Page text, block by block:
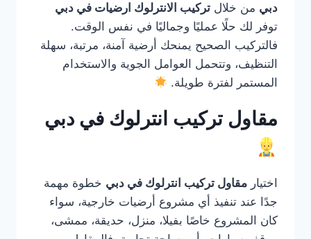
دبي من خلال تركيب الانترلوك ارضيات في دبي
توفر لك حلًا عمليًا وجماليًا في نفس الوقت.
فالتركيب الصحيح يمنحك أرضية آمنة، مرتبة، سهلة
التنظيف، وتتحمل العوامل الجوية والاستخدام
المستمر لفترة طويلة.
مقاول تركيب انترلوك في دبي
اختيار مقاول تركيب انترلوك في دبي خطوة مهمة
جدًا عند تنفيذ أي مشروع أرضيات خارجية، سواء
كان المشروع خاصًا بفيلا، منزل، حديقة، ممشى،